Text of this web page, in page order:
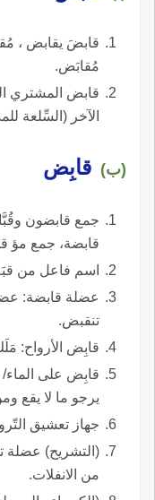
قابضَ يقابض ،
مُقابَض.
قابض المشتري
الآخر (السِّلعة
(ب) قابِض
جمع قابضون
قابضة، جمع مؤ
اسم فاعل من
عضلة قابضة:
تنقبض.
قابِض الأرواح:
قابِض على
يرجو ما لا يقع
جهاز تعشيق
(التشريح) عضلة
من الانفلات.